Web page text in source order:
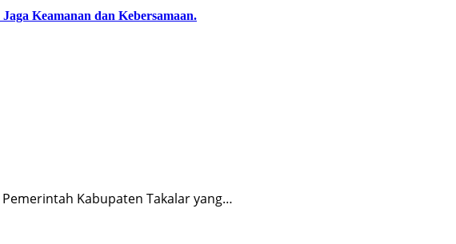
Keamanan dan Kebersamaan.
Pemerintah Kabupaten Takalar yang…